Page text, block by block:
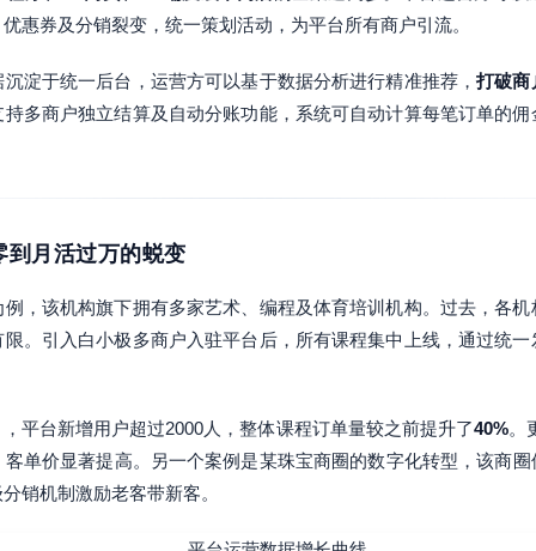
惠券及分销裂变，统一策划活动，为平台所有商户引流。
淀于统一后台，运营方可以基于数据分析进行精准推荐，打破商
多商户独立结算及自动分账功能，系统可自动计算每笔订单的
到月活过万的蜕变
，该机构旗下拥有多家艺术、编程及体育培训机构。过去，各
。引入白小极多商户入驻平台后，所有课程集中上线，通过统
平台新增用户超过2000人，整体课程订单量较之前提升了40%。
客单价显著提高。另一个案例是某珠宝商圈的数字化转型，该商
销机制激励老客带新客。